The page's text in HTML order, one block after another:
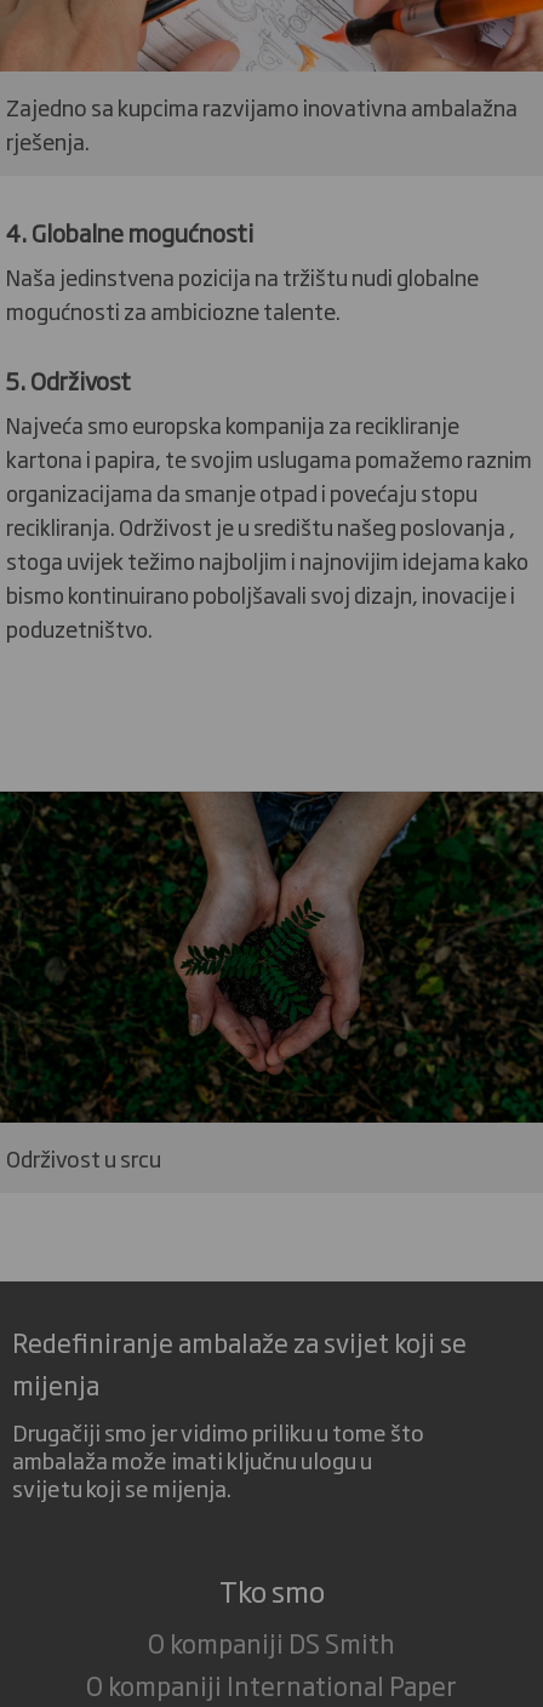
Zajedno sa kupcima razvijamo inovativna ambalažna
rješenja.
4. Globalne mogućnosti
Naša jedinstvena pozicija na tržištu nudi globalne
mogućnosti za ambiciozne talente.
5. Održivost
Najveća smo europska kompanija za recikliranje
kartona i papira, te svojim uslugama pomažemo raznim
organizacijama da smanje otpad i povećaju stopu
recikliranja. Održivost je u središtu našeg poslovanja ,
stoga uvijek težimo najboljim i najnovijim idejama kako
bismo kontinuirano poboljšavali svoj dizajn, inovacije i
poduzetništvo.
Održivost u srcu
Redefiniranje ambalaže za svijet koji se
mijenja
Drugačiji smo jer vidimo priliku u tome što
ambalaža može imati ključnu ulogu u
svijetu koji se mijenja.
Tko smo
O kompaniji DS Smith
O kompaniji International Paper